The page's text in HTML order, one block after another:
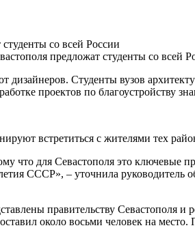
со всей России
предложат студенты со всей
дизайнеров. Студенты вузов
проектов по благоустройству
встретиться с жителями тех
что для Севастополя это
СССР», – уточнила руководитель
правительству Севастополя
около восьми человек на